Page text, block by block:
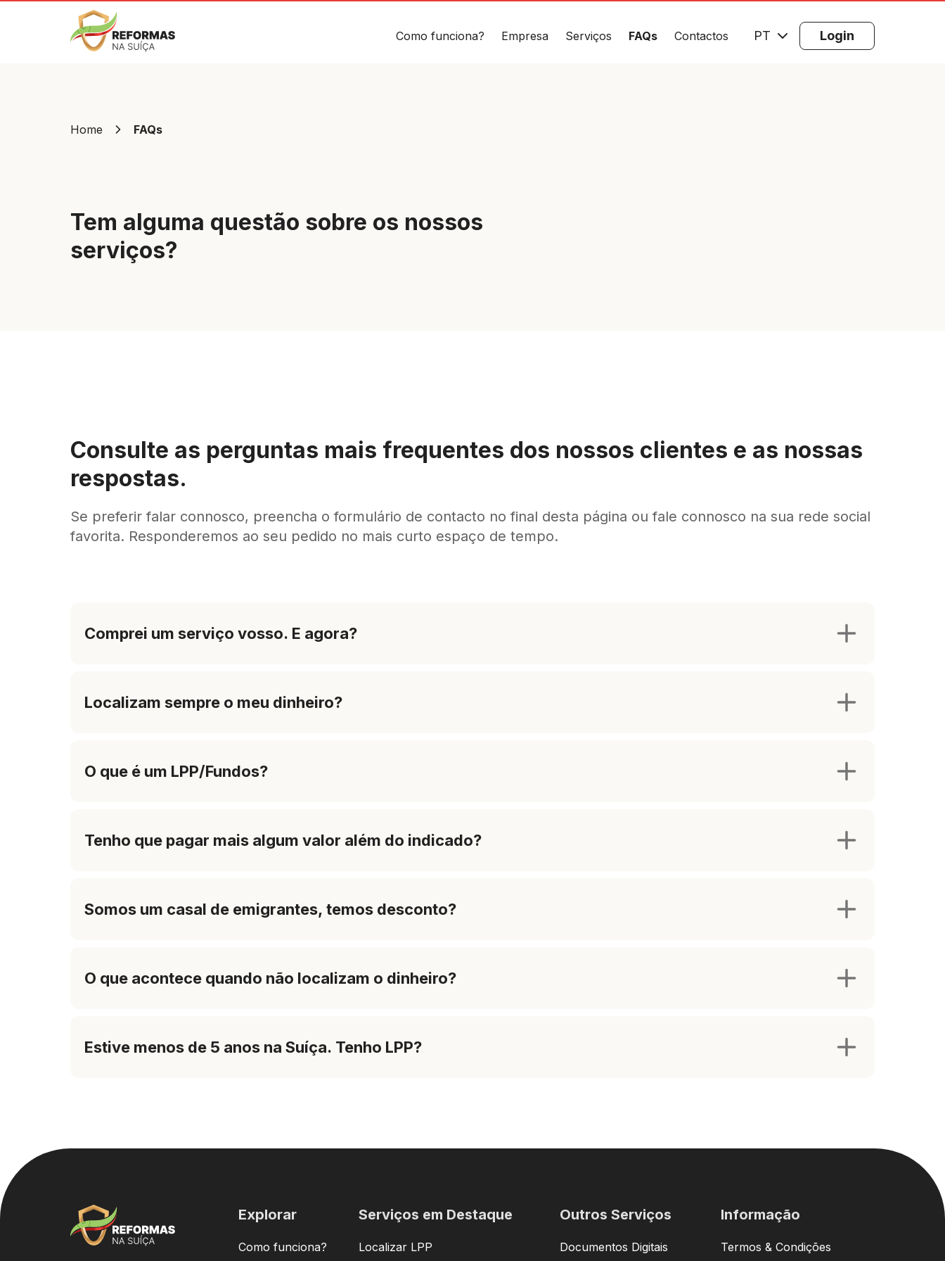
Como funciona? Empresa Serviços FAQs Contactos PT Login
Home FAQs
Tem alguma questão sobre os nossos
serviços?
Consulte as perguntas mais frequentes dos nossos clientes e as nossas
respostas.
Se preferir falar connosco, preencha o formulário de contacto no final desta página ou fale connosco na sua rede social
favorita. Responderemos ao seu pedido no mais curto espaço de tempo.
Comprei um serviço vosso. E agora?
Localizam sempre o meu dinheiro?
O que é um LPP/Fundos?
Tenho que pagar mais algum valor além do indicado?
Somos um casal de emigrantes, temos desconto?
O que acontece quando não localizam o dinheiro?
Estive menos de 5 anos na Suíça. Tenho LPP?
Explorar
Como funciona?
Serviços em Destaque
Localizar LPP
Outros Serviços
Documentos Digitais
Informação
Termos & Condições